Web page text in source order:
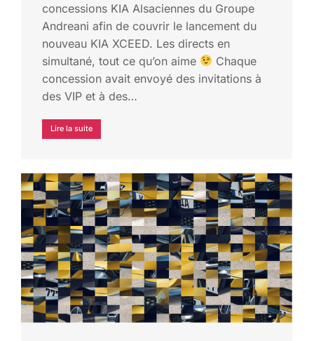
concessions KIA Alsaciennes du Groupe
Andreani afin de couvrir le lancement du
nouveau KIA XCEED. Les directs en
simultané, tout ce qu’on aime
Chaque
concession avait envoyé des invitations à
des VIP et à des…
Lire la suite